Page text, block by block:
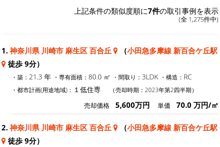
上記条件の類似度順に7件の取引事例を表示
(全 1,275件中)
1. 神奈川県 川崎市 麻生区 百合丘 （小田急多摩線 新百合ケ丘駅
徒歩 9分）
・築： 21.3 年 ・専有面積： 80.0 ㎡ ・間取り： 3LDK ・構造： RC
・都市計画(用途地域)： １低住専 （売却時期：2023年第2四半期）
売却価格 5,600万円 単価 70.0 万円/㎡
2. 神奈川県 川崎市 麻生区 百合丘 （小田急多摩線 新百合ケ丘駅
徒歩 9分）